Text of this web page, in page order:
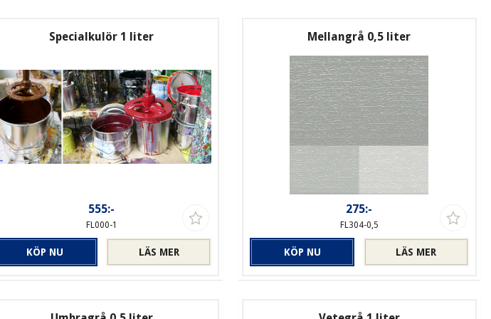
Specialkulör 1 liter
555:-
FL000-1
LÄS MER
KÖP NU
Mellangrå 0,5 liter
275:-
FL304-0,5
LÄS MER
KÖP NU